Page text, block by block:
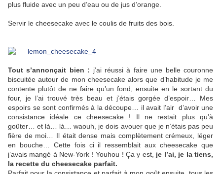
plus fluide avec un peu d’eau ou de jus d’orange.
Servir le cheesecake avec le coulis de fruits des bois.
Tout s’annonçait bien : j’ai réussi à faire une belle couronne
biscuitée autour de mon cheesecake alors que d’habitude je me
contente plutôt de ne faire qu’un fond, ensuite en le sortant du
four, je l’ai trouvé très beau et j’étais gorgée d’espoir… Mes
espoirs se sont confirmés à la découpe… il avait l’air d’avoir une
consistance idéale ce cheesecake ! Il ne restait plus qu’à
goûter… et là… là… waouh, je dois avouer que je n’étais pas peu
fière de moi… Il était dense mais complètement crémeux, léger
en bouche… Cette fois ci il ressemblait aux cheesecake que
j’avais mangé à New-York ! Youhou ! Ça y est, je l’ai, je la tiens,
la recette du cheesecake parfait.